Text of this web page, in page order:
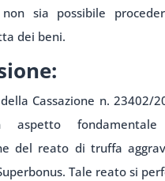
sia possibile
dei beni.
Cassazione n. 23402/
aspetto
del reato di truffa
Tale reato si